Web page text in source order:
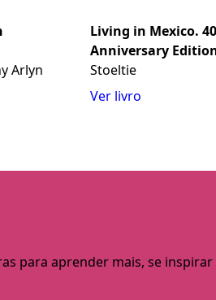
Arlyn
Living in Mexico.
Anniversary
Stoeltie
Ver livro
para aprender mais, se